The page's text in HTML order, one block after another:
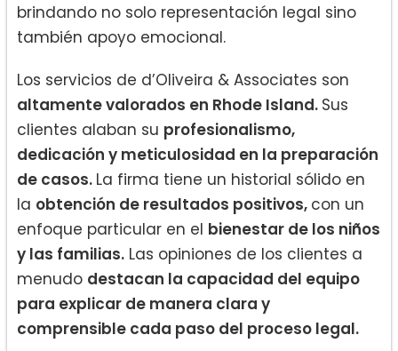
brindando no solo representación legal sino
también apoyo emocional.
Los servicios de d’Oliveira & Associates son
altamente valorados en Rhode Island. Sus
clientes alaban su profesionalismo,
dedicación y meticulosidad en la preparación
de casos. La firma tiene un historial sólido en
la obtención de resultados positivos, con un
enfoque particular en el bienestar de los niños
y las familias. Las opiniones de los clientes a
menudo destacan la capacidad del equipo
para explicar de manera clara y
comprensible cada paso del proceso legal.